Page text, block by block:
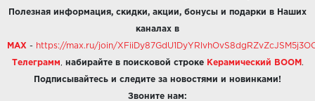
Полезная информация, скидки, акции, бонусы и подарки в Наших
каналах в
MAX - https://max.ru/join/
Телеграмм набирайте в поисковой строке Керамический BOOM .
Подписывайтесь и следите за новостями и новинками!
Звоните нам: